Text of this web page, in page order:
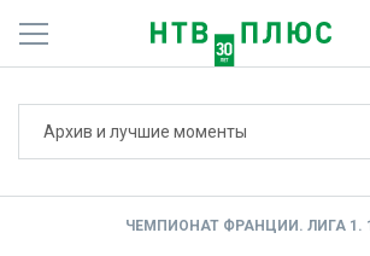
Архив и лучшие моменты
ЧЕМПИОНАТ ФРАНЦИИ. ЛИГА 1.